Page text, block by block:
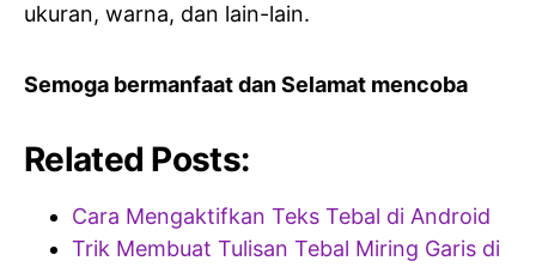
ukuran, warna, dan lain-lain.
Semoga bermanfaat dan Selamat mencoba
Related Posts:
Cara Mengaktifkan Teks Tebal di Android
Trik Membuat Tulisan Tebal Miring Garis di